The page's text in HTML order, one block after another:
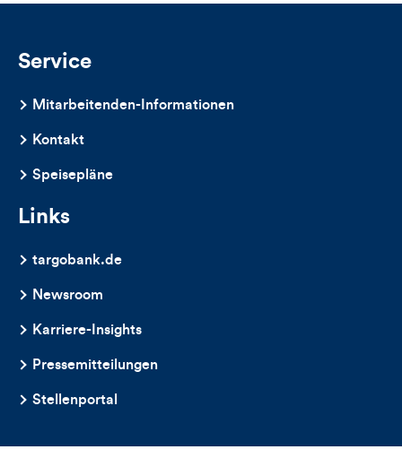
Service
Mitarbeitenden-Informationen
Kontakt
Speisepläne
Links
targobank.de
Newsroom
Karriere-Insights
Pressemitteilungen
Stellenportal